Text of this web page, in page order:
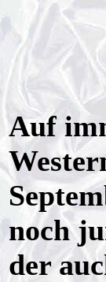
Auf
noch
der